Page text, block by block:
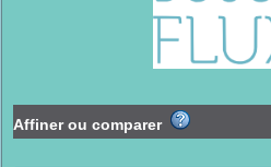
Affiner ou comparer